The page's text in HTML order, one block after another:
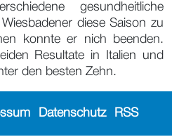
gesundheitliche
diese Saison zu
konnte er nich beenden.
Resultate in Italien und
den besten Zehn.
Datenschutz RSS